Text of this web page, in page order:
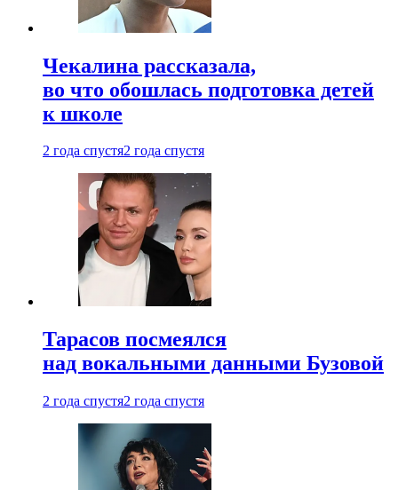
Чекалина рассказала,
во что обошлась подготовка детей
к школе
2 года спустя2 года спустя
Тарасов посмеялся
над вокальными данными Бузовой
2 года спустя2 года спустя